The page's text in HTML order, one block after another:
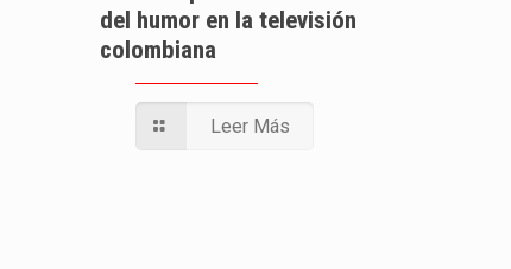
del humor en la televisión
colombiana
Leer Más